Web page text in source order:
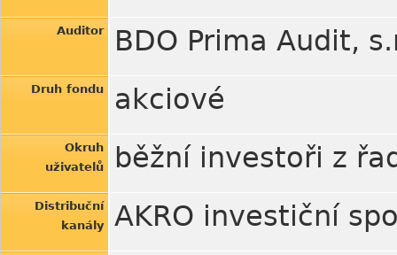
Auditor BDO Prima Audit,
Druh fondu akciové
Okruh
uživatelů
běžní investoři z
Distribuční
kanály
AKRO investiční